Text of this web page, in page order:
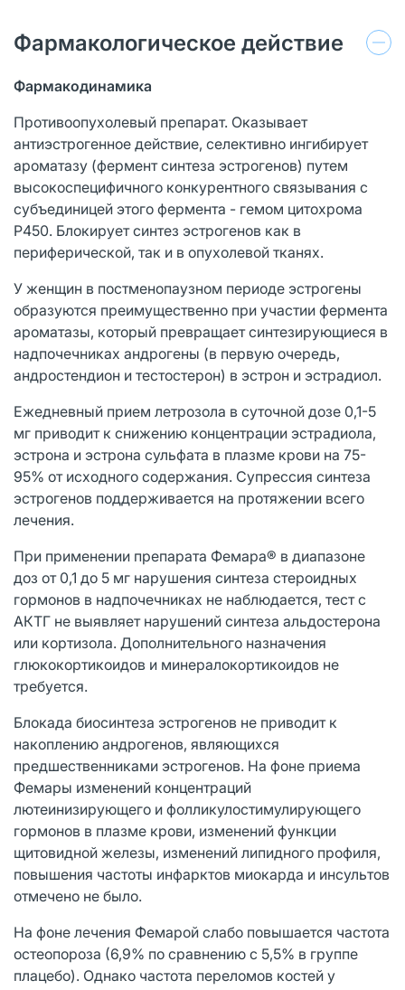
Фармакологическое действие
Фармакодинамика
Противоопухолевый препарат. Оказывает
антиэстрогенное действие, селективно ингибирует
ароматазу (фермент синтеза эстрогенов) путем
высокоспецифичного конкурентного связывания с
субъединицей этого фермента - гемом цитохрома
P450. Блокирует синтез эстрогенов как в
периферической, так и в опухолевой тканях.
У женщин в постменопаузном периоде эстрогены
образуются преимущественно при участии фермента
ароматазы, который превращает синтезирующиеся в
надпочечниках андрогены (в первую очередь,
андростендион и тестостерон) в эстрон и эстрадиол.
Ежедневный прием летрозола в суточной дозе 0,1-5
мг приводит к снижению концентрации эстрадиола,
эстрона и эстрона сульфата в плазме крови на 75-
95% от исходного содержания. Супрессия синтеза
эстрогенов поддерживается на протяжении всего
лечения.
При применении препарата Фемара® в диапазоне
доз от 0,1 до 5 мг нарушения синтеза стероидных
гормонов в надпочечниках не наблюдается, тест с
АКТГ не выявляет нарушений синтеза альдостерона
или кортизола. Дополнительного назначения
глюкокортикоидов и минералокортикоидов не
требуется.
Блокада биосинтеза эстрогенов не приводит к
накоплению андрогенов, являющихся
предшественниками эстрогенов. На фоне приема
Фемары изменений концентраций
лютеинизирующего и фолликулостимулирующего
гормонов в плазме крови, изменений функции
щитовидной железы, изменений липидного профиля,
повышения частоты инфарктов миокарда и инсультов
отмечено не было.
На фоне лечения Фемарой слабо повышается частота
остеопороза (6,9% по сравнению с 5,5% в группе
плацебо). Однако частота переломов костей у